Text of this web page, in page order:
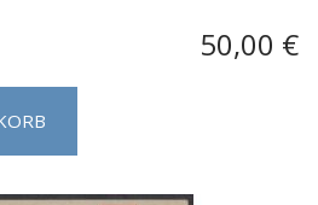
50,00 €